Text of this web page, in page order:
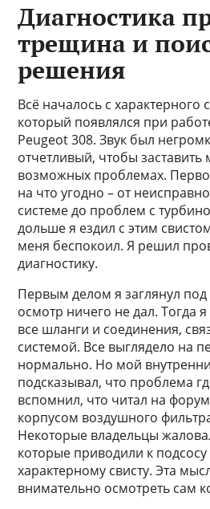
Диагностика
трещина и
решения
Всё началось с характерного
который появлялся при
Peugeot 308. Звук был
отчетливый, чтобы заставить
возможных проблемах.
на что угодно – от
системе до проблем с
дольше я ездил с этим
меня беспокоил. Я решил
диагностику.
Первым делом я заглянул
осмотр ничего не дал. Тогда
все шланги и соединения,
системой. Все выглядело на
нормально. Но мой
подсказывал, что проблема
вспомнил, что читал на
корпусом воздушного
Некоторые владельцы
которые приводили к подсосу
характерному свисту. Эта
внимательно осмотреть сам